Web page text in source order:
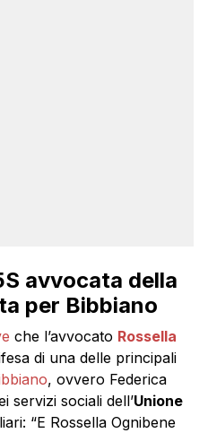
avvocata della
per Bibbiano
che l’avvocato Rossella
di una delle principali
, ovvero Federica
servizi sociali dell’Unione
“E Rossella Ognibene